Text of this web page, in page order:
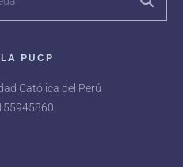
PUCP
Católica del Perú